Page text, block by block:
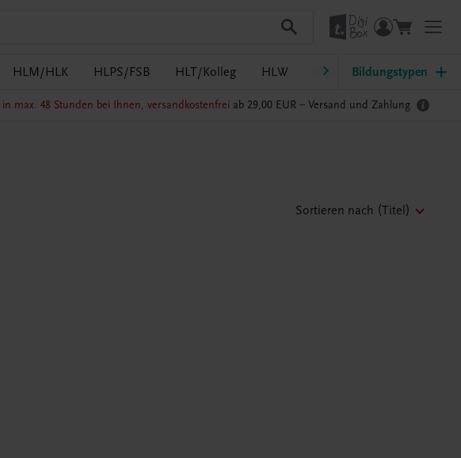
HLM/HLK HLPS/FSB HLT/Kolleg HLW HTL/FS LW/LWBF
Bildungstypen
in max. 48 Stunden bei Ihnen, versandkostenfrei ab 29,00 EUR – Versand und Zahlung
Sortieren nach (Titel)